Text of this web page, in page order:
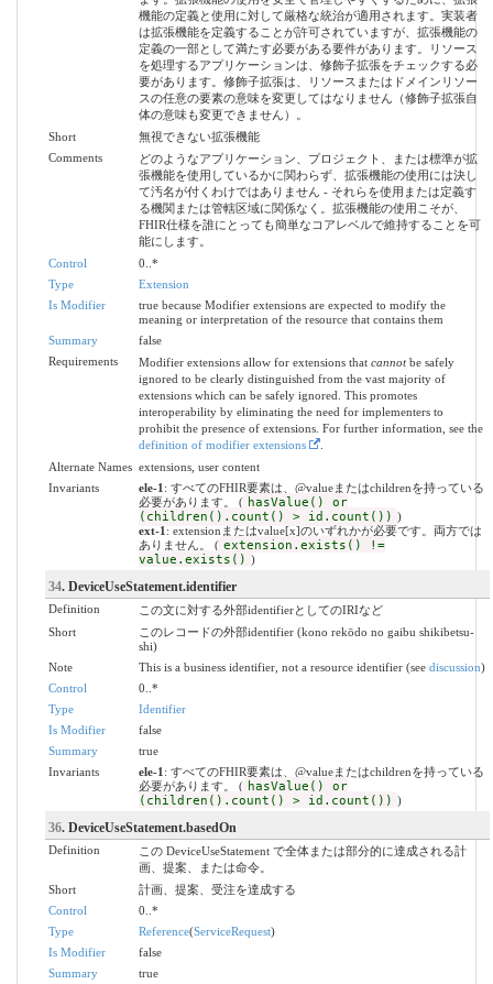
機能の定義と使用に対して厳格な統治が適用されます。実装者
は拡張機能を定義することが許可されていますが、拡張機能の
定義の一部として満たす必要がある要件があります。リソース
を処理するアプリケーションは、修飾子拡張をチェックする必
要があります。修飾子拡張は、リソースまたはドメインリソー
スの任意の要素の意味を変更してはなりません（修飾子拡張自
体の意味も変更できません）。
Short
無視できない拡張機能
Comments
どのようなアプリケーション、プロジェクト、または標準が拡
張機能を使用しているかに関わらず、拡張機能の使用には決し
て汚名が付くわけではありません - それらを使用または定義す
る機関または管轄区域に関係なく。拡張機能の使用こそが、
FHIR仕様を誰にとっても簡単なコアレベルで維持することを可
能にします。
Control
0..*
Type
Extension
Is Modifier
true because Modifier extensions are expected to modify the
meaning or interpretation of the resource that contains them
Summary
false
Requirements
Modifier extensions allow for extensions that cannotbe safely
ignored to be clearly distinguished from the vast majority of
extensions which can be safely ignored. This promotes
interoperability by eliminating the need for implementers to
prohibit the presence of extensions. For further information, see the
definition of modifier extensions
.
Alternate Names extensions, user content
Invariants
ele-1 : すべてのFHIR要素は、@valueまたはchildrenを持っている
必要があります。 ( hasValue() or
(children().count() > id.count()) )
ext-1 : extensionまたはvalue[x]のいずれかが必要です。両方では
ありません。 ( extension.exists() !=
value.exists() )
34. DeviceUseStatement.identifier
Definition
この文に対する外部identifierとしてのIRIなど
Short
このレコードの外部identifier (kono rekōdo no gaibu shikibetsu-
shi)
Note
This is a business identifier, not a resource identifier (see discussion)
Control
0..*
Type
Identifier
Is Modifier
false
Summary
true
Invariants
ele-1 : すべてのFHIR要素は、@valueまたはchildrenを持っている
必要があります。 ( hasValue() or
(children().count() > id.count()) )
36. DeviceUseStatement.basedOn
Definition
この DeviceUseStatement で全体または部分的に達成される計
画、提案、または命令。
Short
計画、提案、受注を達成する
Control
0..*
Type
Reference(ServiceRequest)
Is Modifier
false
Summary
true